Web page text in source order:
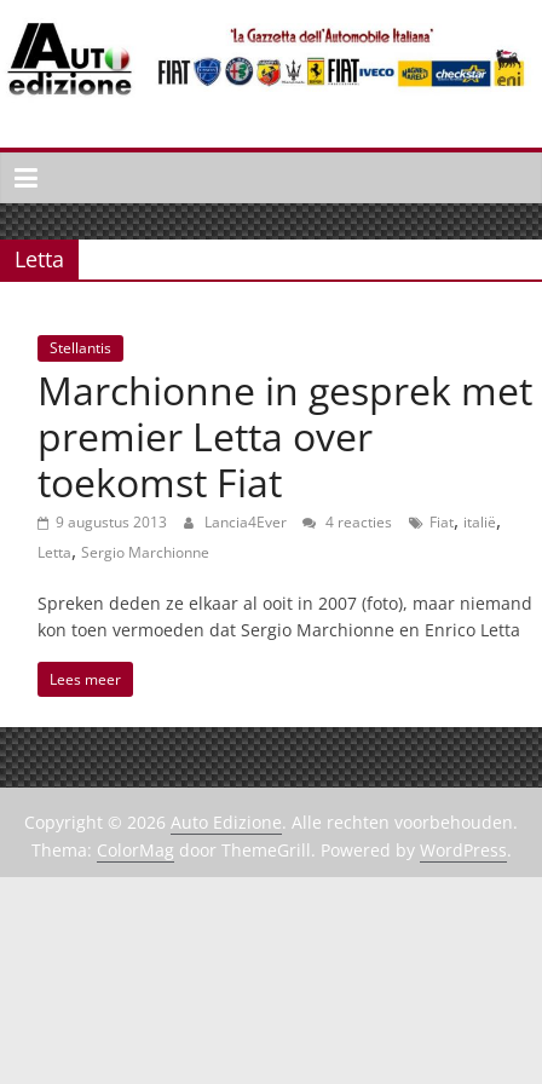
naar
inhoud
Auto
Edizione
La
Gazetta
dell'Automobile
Italiaans
autonieuws
lifestyle
Letta
Stellantis
Marchionne in gesprek met
premier Letta over
toekomst Fiat
9 augustus 2013 Lancia4Ever 4 reacties Fiat, italië,
Letta, Sergio Marchionne
Spreken deden ze elkaar al ooit in 2007 (foto), maar niemand
kon toen vermoeden dat Sergio Marchionne en Enrico Letta
Lees meer
Copyright © 2026 Auto Edizione. Alle rechten voorbehouden.
Thema: ColorMag door ThemeGrill. Powered by WordPress.